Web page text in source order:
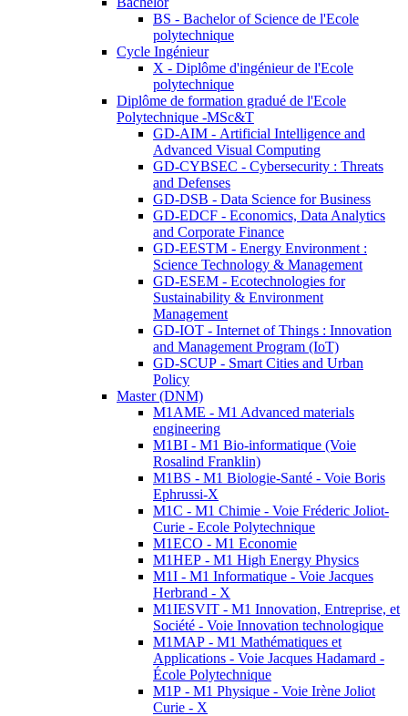
BS - Bachelor of Science de l'Ecole
polytechnique
Cycle Ingénieur
X - Diplôme d'ingénieur de l'Ecole
polytechnique
Diplôme de formation gradué de l'Ecole
Polytechnique -MSc&T
GD-AIM - Artificial Intelligence and
Advanced Visual Computing
GD-CYBSEC - Cybersecurity : Threats
and Defenses
GD-DSB - Data Science for Business
GD-EDCF - Economics, Data Analytics
and Corporate Finance
GD-EESTM - Energy Environment :
Science Technology & Management
GD-ESEM - Ecotechnologies for
Sustainability & Environment
Management
GD-IOT - Internet of Things : Innovation
and Management Program (IoT)
GD-SCUP - Smart Cities and Urban
Policy
Master (DNM)
M1AME - M1 Advanced materials
engineering
M1BI - M1 Bio-informatique (Voie
Rosalind Franklin)
M1BS - M1 Biologie-Santé - Voie Boris
Ephrussi-X
M1C - M1 Chimie - Voie Fréderic Joliot-
Curie - Ecole Polytechnique
M1ECO - M1 Economie
M1HEP - M1 High Energy Physics
M1I - M1 Informatique - Voie Jacques
Herbrand - X
M1IESVIT - M1 Innovation, Entreprise, et
Société - Voie Innovation technologique
M1MAP - M1 Mathématiques et
Applications - Voie Jacques Hadamard -
École Polytechnique
M1P - M1 Physique - Voie Irène Joliot
Curie - X